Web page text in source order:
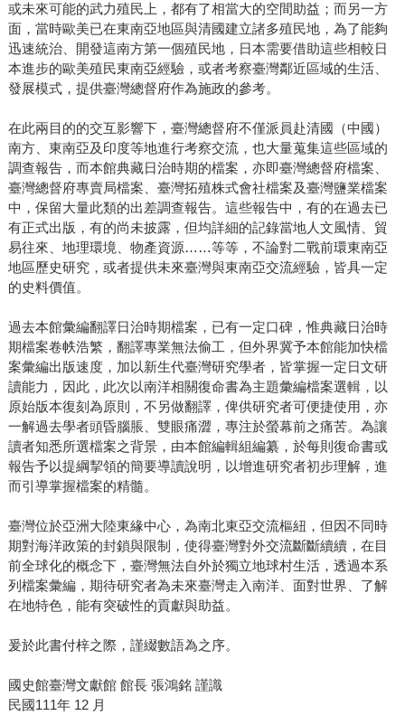
或未來可能的武力殖民上，都有了相當大的空間助益；而另一方
面，當時歐美已在東南亞地區與清國建立諸多殖民地，為了能夠
迅速統治、開發這南方第一個殖民地，日本需要借助這些相較日
本進步的歐美殖民東南亞經驗，或者考察臺灣鄰近區域的生活、
發展模式，提供臺灣總督府作為施政的參考。
在此兩目的的交互影響下，臺灣總督府不僅派員赴清國（中國）
南方、東南亞及印度等地進行考察交流，也大量蒐集這些區域的
調查報告，而本館典藏日治時期的檔案，亦即臺灣總督府檔案、
臺灣總督府專賣局檔案、臺灣拓殖株式會社檔案及臺灣鹽業檔案
中，保留大量此類的出差調查報告。這些報告中，有的在過去已
有正式出版，有的尚未披露，但均詳細的記錄當地人文風情、貿
易往來、地理環境、物產資源……等等，不論對二戰前環東南亞
地區歷史研究，或者提供未來臺灣與東南亞交流經驗，皆具一定
的史料價值。
過去本館彙編翻譯日治時期檔案，已有一定口碑，惟典藏日治時
期檔案卷帙浩繁，翻譯專業無法偷工，但外界冀予本館能加快檔
案彙編出版速度，加以新生代臺灣研究學者，皆掌握一定日文研
讀能力，因此，此次以南洋相關復命書為主題彙編檔案選輯，以
原始版本復刻為原則，不另做翻譯，俾供研究者可便捷使用，亦
一解過去學者頭昏腦脹、雙眼痛澀，專注於螢幕前之痛苦。為讓
讀者知悉所選檔案之背景，由本館編輯組編纂，於每則復命書或
報告予以提綱挈領的簡要導讀說明，以增進研究者初步理解，進
而引導掌握檔案的精髓。
臺灣位於亞洲大陸東緣中心，為南北東亞交流樞紐，但因不同時
期對海洋政策的封鎖與限制，使得臺灣對外交流斷斷續續，在目
前全球化的概念下，臺灣無法自外於獨立地球村生活，透過本系
列檔案彙編，期待研究者為未來臺灣走入南洋、面對世界、了解
在地特色，能有突破性的貢獻與助益。
爰於此書付梓之際，謹綴數語為之序。
國史館臺灣文獻館 館長 張鴻銘 謹識
民國111年 12 月